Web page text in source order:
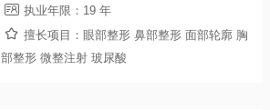
 执业年限： 19 年
 擅长项目： 眼部整形 鼻部整形 面部轮廓 胸
部整形 微整注射 玻尿酸